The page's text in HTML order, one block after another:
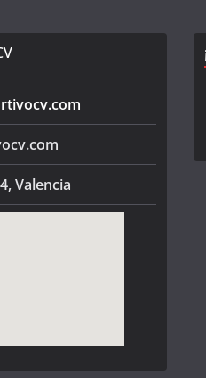
Valencia